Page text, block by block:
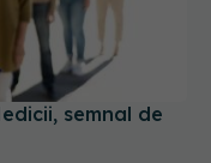
semnal de